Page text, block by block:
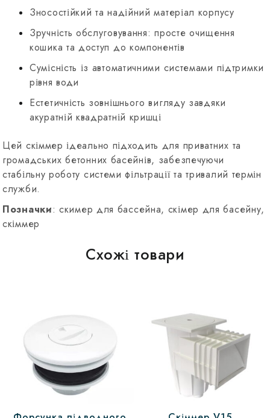
Зносостійкий та надійний матеріал корпусу
Зручність обслуговування: просте очищення
кошика та доступ до компонентів
Сумісність із автоматичними системами підтримки
рівня води
Естетичність зовнішнього вигляду завдяки
акуратній квадратній кришці
Цей скіммер ідеально підходить для приватних та
громадських бетонних басейнів, забезпечуючи
стабільну роботу системи фільтрації та тривалий термін
служби.
Позначки: скимер для бассейна, скімер для басейну,
скіммер
Схожі товари